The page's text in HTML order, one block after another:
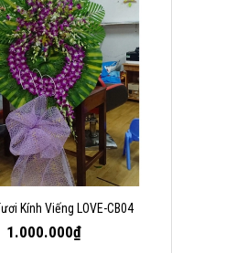
Kính Viếng LOVE-CB04
1.000.000₫